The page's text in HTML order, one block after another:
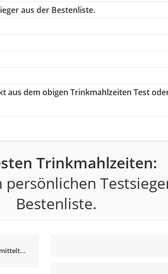
aus der Bestenliste.
aus dem obigen Trinkmahlzeiten Test
Trinkmahlzeiten:
persönlichen
Bestenliste.